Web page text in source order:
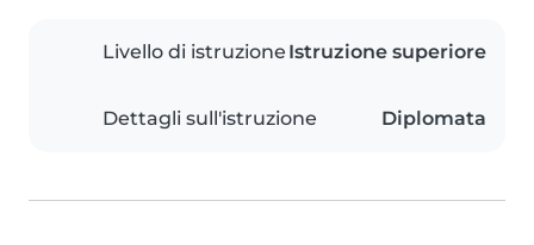
Livello di istruzione Istruzione superiore
Dettagli sull'istruzione Diplomata